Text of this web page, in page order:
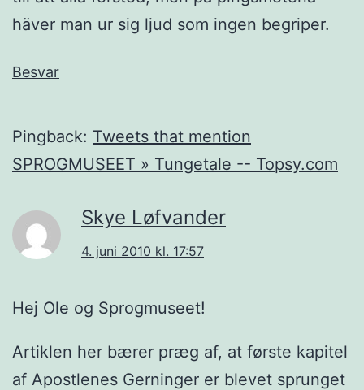
häver man ur sig ljud som ingen begriper.
Besvar
Pingback: Tweets that mention
SPROGMUSEET » Tungetale -- Topsy.com
Skye Løfvander
4. juni 2010 kl. 17:57
Hej Ole og Sprogmuseet!
Artiklen her bærer præg af, at første kapitel
af Apostlenes Gerninger er blevet sprunget